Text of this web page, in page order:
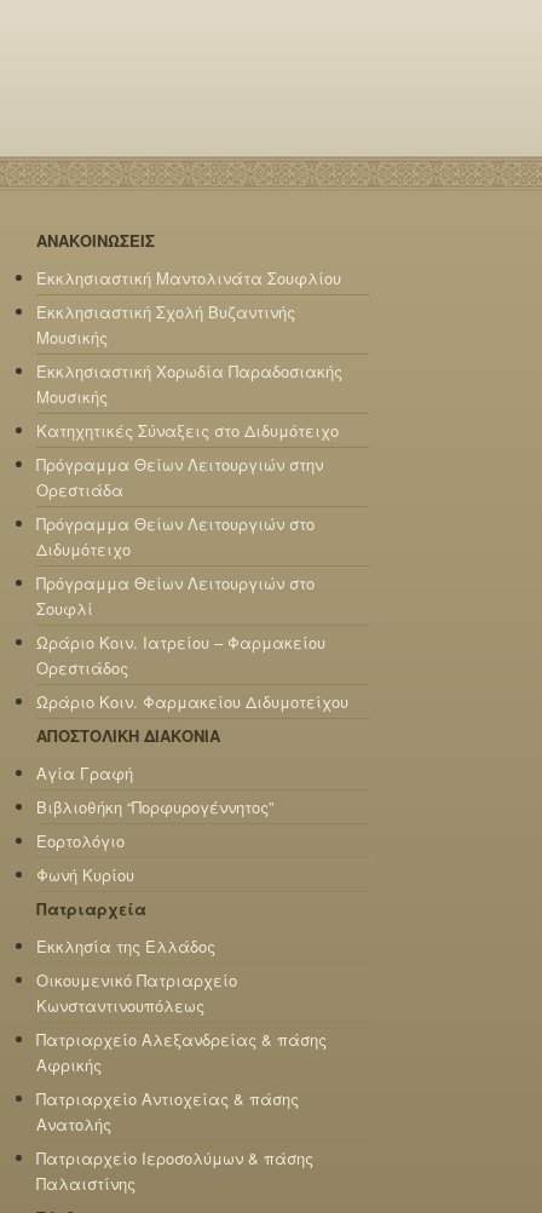
ΑΝΑΚΟΙΝΩΣΕΙΣ
Εκκλησιαστική Μαντολινάτα Σουφλίου
Εκκλησιαστική Σχολή Βυζαντινής
Μουσικής
Εκκλησιαστική Χορωδία Παραδοσιακής
Μουσικής
Κατηχητικές Σύναξεις στο Διδυμότειχο
Πρόγραμμα Θείων Λειτουργιών στην
Ορεστιάδα
Πρόγραμμα Θείων Λειτουργιών στο
Διδυμότειχο
Πρόγραμμα Θείων Λειτουργιών στο
Σουφλί
Ωράριο Κοιν. Ιατρείου – Φαρμακείου
Ορεστιάδος
Ωράριο Κοιν. Φαρμακείου Διδυμοτείχου
ΑΠΟΣΤΟΛΙΚΗ ΔΙΑΚΟΝΙΑ
Αγία Γραφή
Βιβλιοθήκη “Πορφυρογέννητος”
Εορτολόγιο
Φωνή Κυρίου
Πατριαρχεία
Εκκλησία της Ελλάδος
Οικουμενικό Πατριαρχείο
Κωνσταντινουπόλεως
Πατριαρχείο Αλεξανδρείας & πάσης
Αφρικής
Πατριαρχείο Αντιοχείας & πάσης
Ανατολής
Πατριαρχείο Ιεροσολύμων & πάσης
Παλαιστίνης